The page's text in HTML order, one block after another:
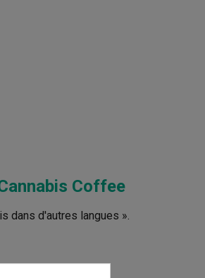
Coffee
dans d'autres langues ».